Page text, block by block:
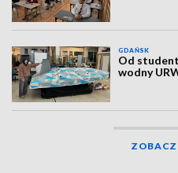
GDAŃSK
Od
wodny
ZOBACZ